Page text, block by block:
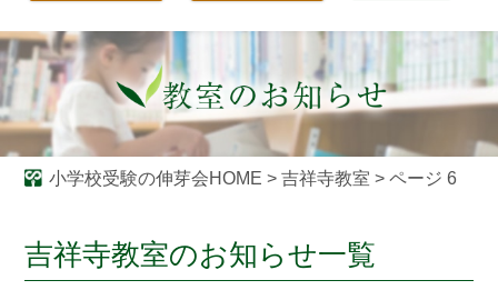
小学校受験の伸芽会HOME > 吉祥寺教室 > ページ 6
吉祥寺教室のお知らせ一覧